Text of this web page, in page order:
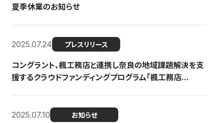
夏季休業のお知らせ
2025.07.24 プレスリリース
コングラント、楓工務店と連携し奈良の地域課題解決を支
援するクラウドファンディングプログラム「楓工務店...
2025.07.10 お知らせ